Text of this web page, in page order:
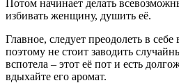
Потом начинает делать
избивать женщину, душить её.
Главное, следует преодолеть в себе
поэтому не стоит заводить
вспотела – этот её пот и есть
вдыхайте его аромат.